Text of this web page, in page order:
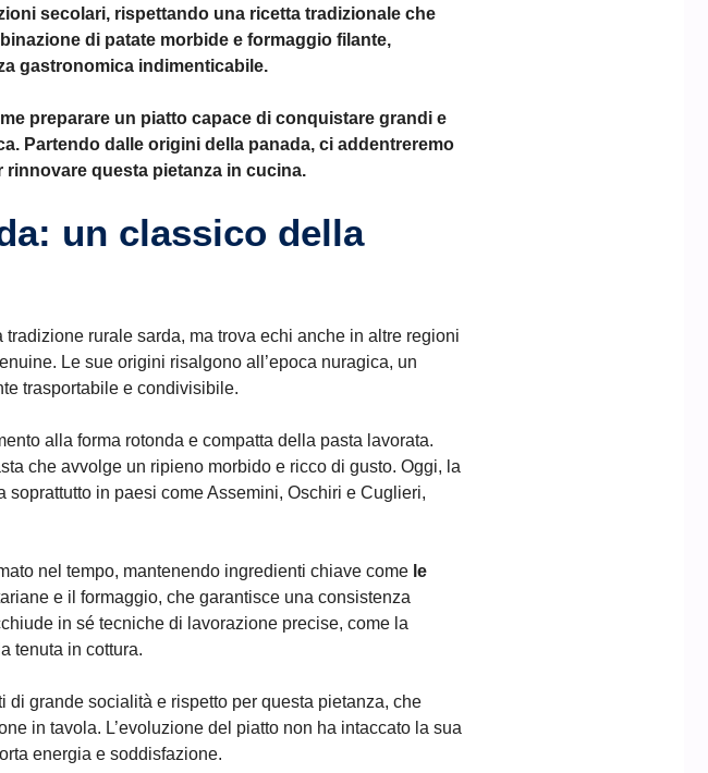
secolari, rispettando una ricetta tradizionale che
di patate morbide e formaggio filante,
gastronomica indimenticabile.
preparare un piatto capace di conquistare grandi e
Partendo dalle origini della panada, ci addentreremo
questa pietanza in cucina.
un classico della
rurale sarda, ma trova echi anche in altre regioni
Le sue origini risalgono all’epoca nuragica, un
trasportabile e condivisibile.
alla forma rotonda e compatta della pasta lavorata.
che avvolge un ripieno morbido e ricco di gusto. Oggi, la
in paesi come Assemini, Oschiri e Cuglieri,
nel tempo, mantenendo ingredienti chiave come le
e il formaggio, che garantisce una consistenza
in sé tecniche di lavorazione precise, come la
tenuta in cottura.
grande socialità e rispetto per questa pietanza, che
in tavola. L’evoluzione del piatto non ha intaccato la sua
energia e soddisfazione.